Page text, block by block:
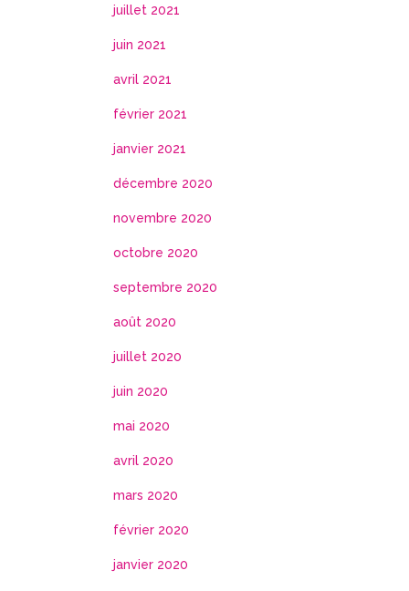
juillet 2021
juin 2021
avril 2021
février 2021
janvier 2021
décembre 2020
novembre 2020
octobre 2020
septembre 2020
août 2020
juillet 2020
juin 2020
mai 2020
avril 2020
mars 2020
février 2020
janvier 2020